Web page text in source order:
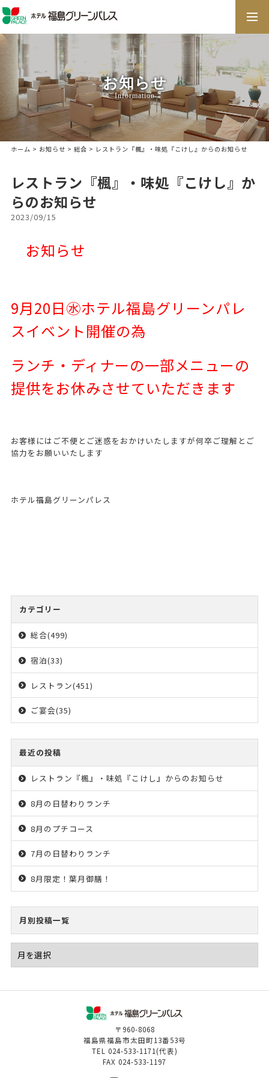
お知らせ
Information
ホーム > お知らせ > 総合 > レストラン『楓』・味処『こけし』からのお知らせ
レストラン『楓』・味処『こけし』か
らのお知らせ
2023/09/15
お知らせ
9月20日㊌ホテル福島グリーンパレ
スイベント開催の為
ランチ・ディナーの一部メニューの
提供をお休みさせていただきます
お客様にはご不便とご迷惑をおかけいたしますが何卒ご理解とご
協力をお願いいたします
ホテル福島グリーンパレス
カテゴリー
総合(499)
宿泊(33)
レストラン(451)
ご宴会(35)
最近の投稿
レストラン『楓』・味処『こけし』からのお知らせ
8月の日替わりランチ
8月のプチコース
7月の日替わりランチ
8月限定！葉月御膳！
月別投稿一覧
〒960-8068
福島県福島市太田町13番53号
TEL 024-533-1171 (代表)
FAX 024-533-1197